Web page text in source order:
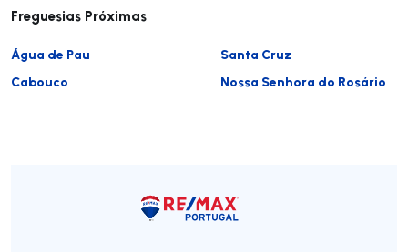
Freguesias Próximas
Água de Pau
Santa Cruz
Cabouco
Nossa Senhora do Rosário